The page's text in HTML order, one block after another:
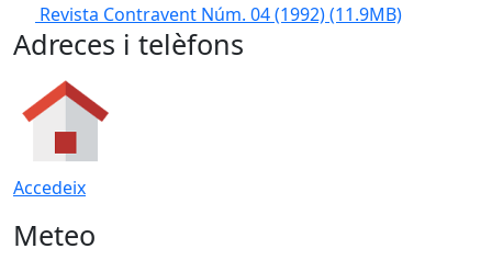
Revista Contravent Núm. 04 (1992)(11.9MB)
Adreces i telèfons
Accedeix
Meteo